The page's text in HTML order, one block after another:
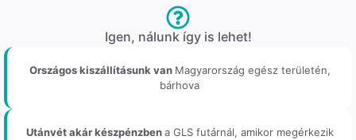
Igen, nálunk így is lehet!
Országos kiszállításunk van Magyarország egész területén,
bárhova
Utánvét akár készpénzbena GLS futárnál, amikor megérkezik